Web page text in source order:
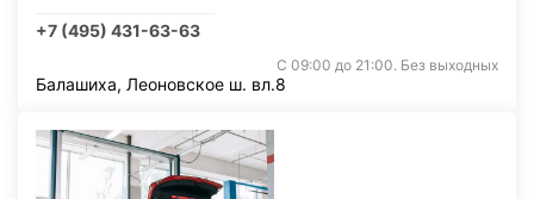
+7 (495) 431-63-63
С 09:00 до 21:00. Без выходных
Балашиха, Леоновское ш. вл.8